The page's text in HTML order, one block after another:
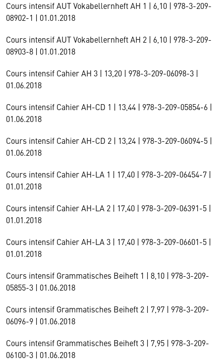
Cours intensif AUT Vokabellernheft AH 1 | 6,10 | 978-3-209-
08902-1 | 01.01.2018
Cours intensif AUT Vokabellernheft AH 2 | 6,10 | 978-3-209-
08903-8 | 01.01.2018
Cours intensif Cahier AH 3 | 13,20 | 978-3-209-06098-3 |
01.06.2018
Cours intensif Cahier AH-CD 1 | 13,44 | 978-3-209-05854-6 |
01.06.2018
Cours intensif Cahier AH-CD 2 | 13,24 | 978-3-209-06094-5 |
01.06.2018
Cours intensif Cahier AH-LA 1 | 17,40 | 978-3-209-06454-7 |
01.01.2018
Cours intensif Cahier AH-LA 2 | 17,40 | 978-3-209-06391-5 |
01.01.2018
Cours intensif Cahier AH-LA 3 | 17,40 | 978-3-209-06601-5 |
01.01.2018
Cours intensif Grammatisches Beiheft 1 | 8,10 | 978-3-209-
05855-3 | 01.06.2018
Cours intensif Grammatisches Beiheft 2 | 7,97 | 978-3-209-
06096-9 | 01.06.2018
Cours intensif Grammatisches Beiheft 3 | 7,95 | 978-3-209-
06100-3 | 01.06.2018